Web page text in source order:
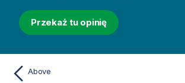
Przekaż tu opinię
Above